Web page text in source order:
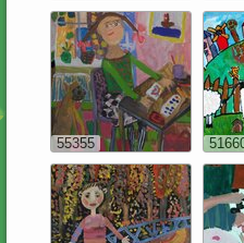
55355